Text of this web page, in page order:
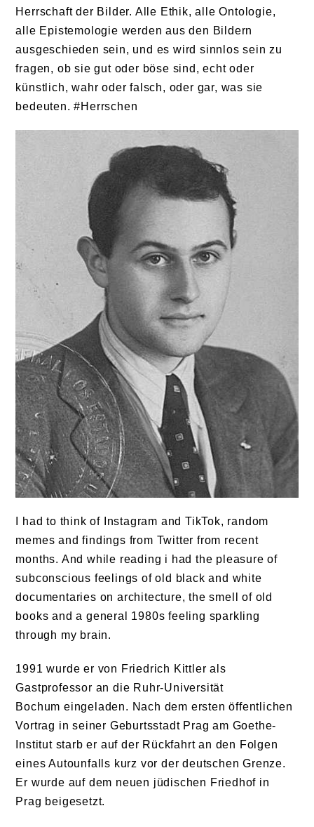
Herrschaft der Bilder. Alle Ethik, alle Ontologie,
alle Epistemologie werden aus den Bildern
ausgeschieden sein, und es wird sinnlos sein zu
fragen, ob sie gut oder böse sind, echt oder
künstlich, wahr oder falsch, oder gar, was sie
bedeuten. #Herrschen
I had to think of Instagram and TikTok, random
memes and findings from Twitter from recent
months. And while reading i had the pleasure of
subconscious feelings of old black and white
documentaries on architecture, the smell of old
books and a general 1980s feeling sparkling
through my brain.
1991 wurde er von Friedrich Kittler als
Gastprofessor an die Ruhr-Universität
Bochum eingeladen. Nach dem ersten öffentlichen
Vortrag in seiner Geburtsstadt Prag am Goethe-
Institut starb er auf der Rückfahrt an den Folgen
eines Autounfalls kurz vor der deutschen Grenze.
Er wurde auf dem neuen jüdischen Friedhof in
Prag beigesetzt.